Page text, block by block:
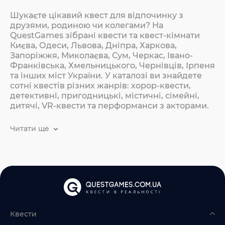
Шукаєте цікавий квест для відпочинку з
друзями, родиною чи колегами? На
QuestGames зібрані квести та квест-кімнати
Києва, Одеси, Львова, Дніпра, Харкова,
Запоріжжя, Миколаєва, Сум, Черкас, Івано-
Франківська, Хмельницького, Чернівців, Ірпеня
та інших міст України. У каталозі ви знайдете
сотні квестів різних жанрів: хорор-квести,
детективні, пригодницькі, містичні, сімейні,
дитячі, VR-квести та перформанси з акторами.
Читати ще
Квести